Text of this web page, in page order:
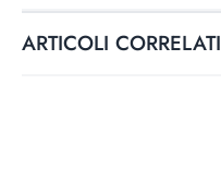
ARTICOLI CORRELATI